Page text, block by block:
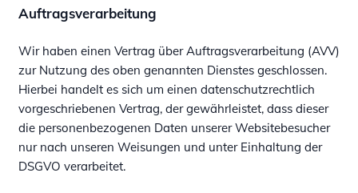
Auftragsverarbeitung
Wir haben einen Vertrag über Auftragsverarbeitung (AVV)
zur Nutzung des oben genannten Dienstes geschlossen.
Hierbei handelt es sich um einen datenschutzrechtlich
vorgeschriebenen Vertrag, der gewährleistet, dass dieser
die personenbezogenen Daten unserer Websitebesucher
nur nach unseren Weisungen und unter Einhaltung der
DSGVO verarbeitet.